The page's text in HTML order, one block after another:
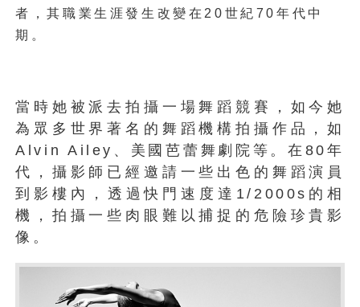
者，其職業生涯發生改變在20世紀70年代中
期。
當時她被派去拍攝一場舞蹈競賽，如今她
為眾多世界著名的舞蹈機構拍攝作品，如
Alvin Ailey、美國芭蕾舞劇院等。在80年
代，攝影師已經邀請一些出色的舞蹈演員
到影樓內，透過快門速度達1/2000s的相
機，拍攝一些肉眼難以捕捉的危險珍貴影
像。